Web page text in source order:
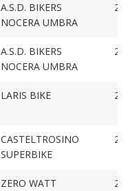
A.S.D. BIKERS
NOCERA UMBRA
A.S.D. BIKERS
NOCERA UMBRA
LARIS BIKE
CASTELTROSINO
SUPERBIKE
ZERO WATT